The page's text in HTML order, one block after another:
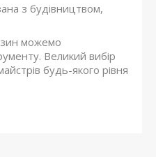
з будівництвом,
можемо
Великий вибір
будь-якого рівня